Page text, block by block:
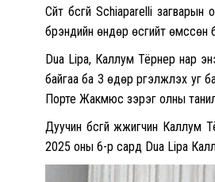
Сүйт бүсгүй Schiaparelli
брэндийн өндөр өсгийт өмссөн
Dua Lipa, Каллум Тёрнер нар
байгаа ба 3 өдөр үргэлжлэх уг
Порте Жакмюс зэрэг олны
Дуучин бүсгүй жүжигчин
2025 оны 6-р сард Dua Lipa